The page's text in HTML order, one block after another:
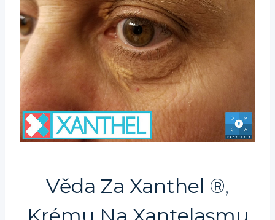
Věda Za Xanthel ®,
Krému Na Xantelasmu